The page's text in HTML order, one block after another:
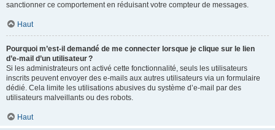
sanctionner ce comportement en réduisant votre compteur de messages.
Haut
Pourquoi m’est-il demandé de me connecter lorsque je clique sur le lien
d’e-mail d’un utilisateur ?
Si les administrateurs ont activé cette fonctionnalité, seuls les utilisateurs
inscrits peuvent envoyer des e-mails aux autres utilisateurs via un formulaire
dédié. Cela limite les utilisations abusives du système d’e-mail par des
utilisateurs malveillants ou des robots.
Haut